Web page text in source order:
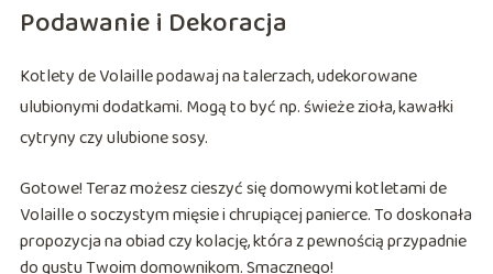
Podawanie i Dekoracja
Kotlety de Volaille podawaj na talerzach, udekorowane
ulubionymi dodatkami. Mogą to być np. świeże zioła, kawałki
cytryny czy ulubione sosy.
Gotowe! Teraz możesz cieszyć się domowymi kotletami de
Volaille o soczystym mięsie i chrupiącej panierce. To doskonała
propozycja na obiad czy kolację, która z pewnością przypadnie
do gustu Twoim domownikom. Smacznego!